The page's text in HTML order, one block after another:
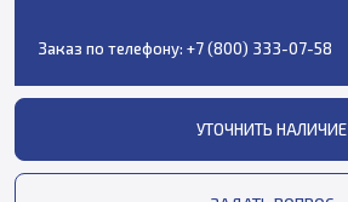
Заказ по телефону: +7 (800) 333-07-58
УТОЧНИТЬ НАЛИЧИЕ